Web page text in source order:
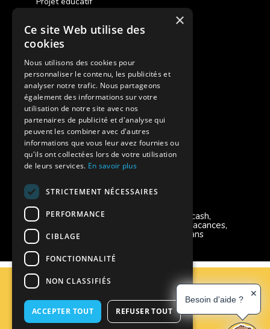
Des colonies de vacances inclusives
Assurances annulations
Aides financières pour partir en colonie
Charte de confidentialité
Vacances Adaptées Adulte Supernova
Modes de règlement acceptés
Chèque, Virement, Espèces, Mandats cash,
Bons CAF, Conseil général, Chèques vacances,
Carte bancaire, Prise en charge reçu sans
règlement, Prélèvement, Pass Colo
Plan du site
Espace Professionnels
×
Ce site Web utilise des
cookies
Nous utilisons des cookies pour
personnaliser le contenu, les publicités et
analyser notre trafic. Nous partageons
également des informations sur votre
utilisation de notre site avec nos
partenaires de publicité et d'analyse qui
peuvent les combiner avec d'autres
informations que vous leur avez fournies ou
qu'ils ont collectées lors de votre utilisation
de leurs services. En savoir plus
STRICTEMENT NÉCESSAIRES
PERFORMANCE
CIBLAGE
FONCTIONNALITÉ
NON CLASSIFIÉS
ACCEPTER TOUT REFUSER TOUT
Besoin d'aide ?
✕